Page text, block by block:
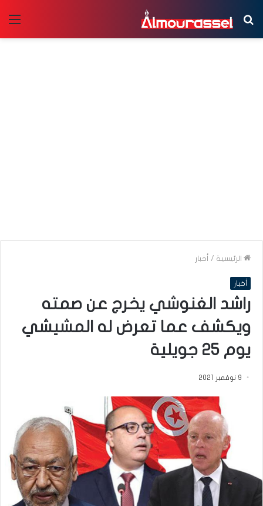
بحث
عن
الرئيسية / أخبار
أخبار
راشد الغنوشي يخرج عن صمته
ويكشف عما تعرض له المشيشي
يوم 25 جويلية
9 نوفمبر 2021